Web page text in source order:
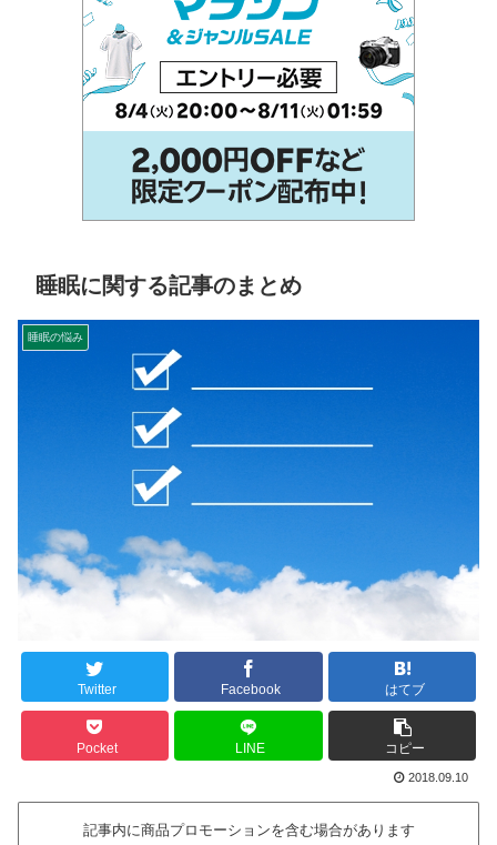
睡眠に関する記事のまとめ
睡眠の悩み
Twitter Facebook はてブ
Pocket LINE コピー
2018.09.10
記事内に商品プロモーションを含む場合があります